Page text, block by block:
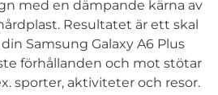
med en dämpande kärna av
Resultatet är ett skal
Samsung Galaxy A6 Plus
förhållanden och mot stötar
sporter, aktiviteter och resor.